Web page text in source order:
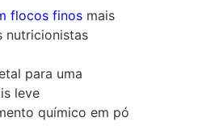
flocos finos mais
nutricionistas
para uma
leve
químico em pó